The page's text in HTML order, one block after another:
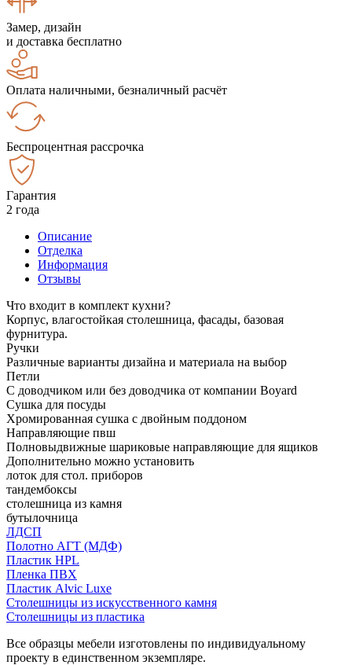
Замер, дизайн
и доставка бесплатно
Оплата наличными, безналичный расчёт
Беспроцентная рассрочка
Гарантия
2 года
Описание
Отделка
Информация
Отзывы
Что входит в комплект кухни?
Корпус, влагостойкая столешница, фасады, базовая
фурнитура.
Ручки
Различные варианты дизайна и материала на выбор
Петли
С доводчиком или без доводчика от компании Boyard
Сушка для посуды
Хромированная сушка с двойным поддоном
Направляющие пвш
Полновыдвижные шариковые направляющие для ящиков
Дополнительно можно установить
лоток для стол. приборов
тандембоксы
столешница из камня
бутылочница
ЛДСП
Полотно АГТ (МДФ)
Пластик HPL
Пленка ПВХ
Пластик Alvic Luxe
Столешницы из искусственного камня
Столешницы из пластика
Все образцы мебели изготовлены по индивидуальному
проекту в единственном экземпляре.